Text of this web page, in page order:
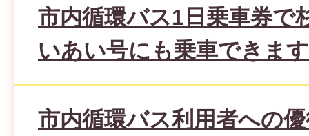
市内循環バス1日乗車券で
いあい号にも乗車できま
市内循環バス利用者への